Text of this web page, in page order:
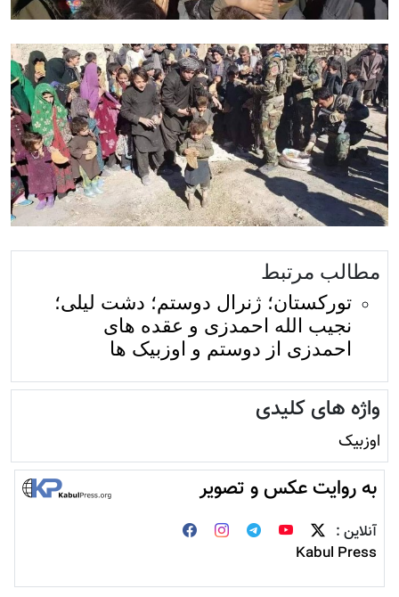
مطالب مرتبط
تورکستان؛ ژنرال دوستم؛ دشت لیلی؛
نجیب الله احمدزی و عقده های
احمدزی از دوستم و اوزبیک ها
واژه های کلیدی
اوزبیک
به روایت عکس و تصویر
آنلاین :
Kabul Press